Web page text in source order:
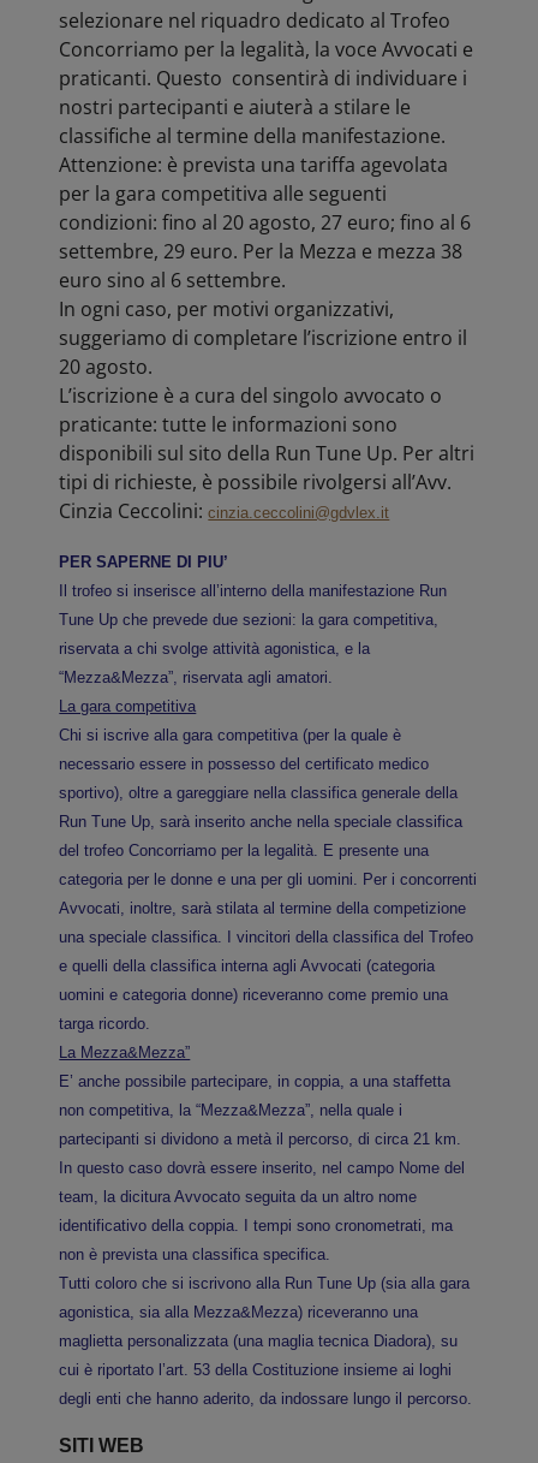
selezionare nel riquadro dedicato al Trofeo
Concorriamo per la legalità, la voce Avvocati e
praticanti. Questo consentirà di individuare i
nostri partecipanti e aiuterà a stilare le
classifiche al termine della manifestazione.
Attenzione: è prevista una tariffa agevolata
per la gara competitiva alle seguenti
condizioni: fino al 20 agosto, 27 euro; fino al 6
settembre, 29 euro. Per la Mezza e mezza 38
euro sino al 6 settembre.
In ogni caso, per motivi organizzativi,
suggeriamo di completare l’iscrizione entro il
20 agosto.
L’iscrizione è a cura del singolo avvocato o
praticante: tutte le informazioni sono
disponibili sul sito della Run Tune Up. Per altri
tipi di richieste, è possibile rivolgersi all’Avv.
Cinzia Ceccolini:cinzia.ceccolini@gdvlex.it
PER SAPERNE DI PIU’
Il trofeo si inserisce all’interno della manifestazione Run
Tune Up che prevede due sezioni: la gara competitiva,
riservata a chi svolge attività agonistica, e la
“Mezza&Mezza”, riservata agli amatori.
La gara competitiva
Chi si iscrive alla gara competitiva (per la quale è
necessario essere in possesso del certificato medico
sportivo), oltre a gareggiare nella classifica generale della
Run Tune Up, sarà inserito anche nella speciale classifica
del trofeo Concorriamo per la legalità. E presente una
categoria per le donne e una per gli uomini. Per i concorrenti
Avvocati, inoltre, sarà stilata al termine della competizione
una speciale classifica. I vincitori della classifica del Trofeo
e quelli della classifica interna agli Avvocati (categoria
uomini e categoria donne) riceveranno come premio una
targa ricordo.
La Mezza&Mezza”
E’ anche possibile partecipare, in coppia, a una staffetta
non competitiva, la “Mezza&Mezza”, nella quale i
partecipanti si dividono a metà il percorso, di circa 21 km.
In questo caso dovrà essere inserito, nel campo Nome del
team, la dicitura Avvocato seguita da un altro nome
identificativo della coppia. I tempi sono cronometrati, ma
non è prevista una classifica specifica.
Tutti coloro che si iscrivono alla Run Tune Up (sia alla gara
agonistica, sia alla Mezza&Mezza) riceveranno una
maglietta personalizzata (una maglia tecnica Diadora), su
cui è riportato l’art. 53 della Costituzione insieme ai loghi
degli enti che hanno aderito, da indossare lungo il percorso.
SITI WEB